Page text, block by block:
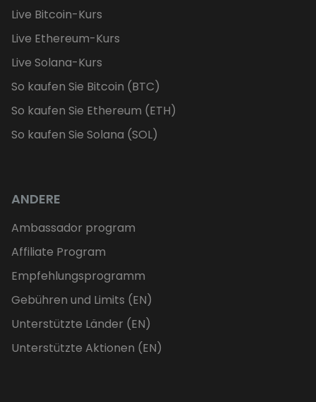
Live Bitcoin-Kurs
Live Ethereum-Kurs
Live Solana-Kurs
So kaufen Sie Bitcoin (BTC)
So kaufen Sie Ethereum (ETH)
So kaufen Sie Solana (SOL)
ANDERE
Ambassador program
Affiliate Program
Empfehlungsprogramm
Gebühren und Limits (EN)
Unterstützte Länder (EN)
Unterstützte Aktionen (EN)